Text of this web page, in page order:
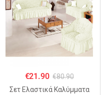
€21.90 €80.90
Σετ Ελαστικά Καλύμματα